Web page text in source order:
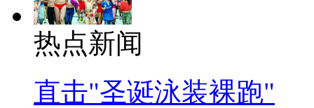
热点新闻
直击"圣诞泳装裸跑"